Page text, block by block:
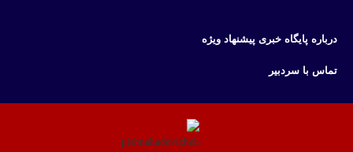
درباره پایگاه خبری پیشنهاد ویژه
تماس با سردبیر